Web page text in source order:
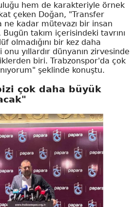
hem de karakteriyle örnek
çeken Doğan, "Transfer
ne kadar mütevazı bir insan
takım içerisindeki tavrını
olmadığını bir kez daha
yıllardır dünyanın zirvesinde
biri. Trabzonspor'da çok
şeklinde konuştu.
çok daha büyük